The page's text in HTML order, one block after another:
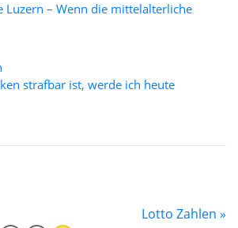
Luzern – Wenn die mittelalterliche
strafbar ist, werde ich heute
Lotto Zahlen »